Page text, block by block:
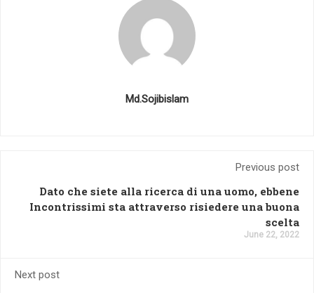
Md.Sojibislam
Previous post
Dato che siete alla ricerca di una uomo, ebbene
Incontrissimi sta attraverso risiedere una buona
scelta
June 22, 2022
Next post